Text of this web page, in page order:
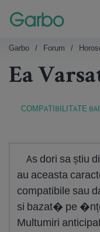
Garbo Forum
Ea
COMPATIBILITATE
As dori sa știu
au aceasta
compatibile sau
si bazat� pe
Multumiri